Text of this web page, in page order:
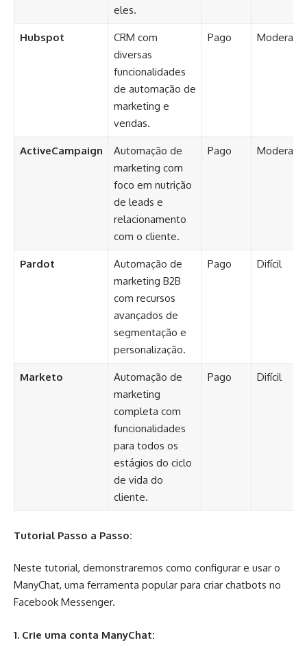
eles.
Hubspot
CRM com
diversas
funcionalidades
de automação de
marketing e
vendas.
Pago Moderado
ActiveCampaign
Automação de
marketing com
foco em nutrição
de leads e
relacionamento
com o cliente.
Pago Moderado
Pardot
Automação de
marketing B2B
com recursos
avançados de
segmentação e
personalização.
Pago Difícil
Marketo
Automação de
marketing
completa com
funcionalidades
para todos os
estágios do ciclo
de vida do
cliente.
Pago Difícil
Tutorial Passo a Passo:
Neste tutorial, demonstraremos como configurar e usar o
ManyChat, uma ferramenta popular para criar chatbots no
Facebook Messenger.
1. Crie uma conta ManyChat: